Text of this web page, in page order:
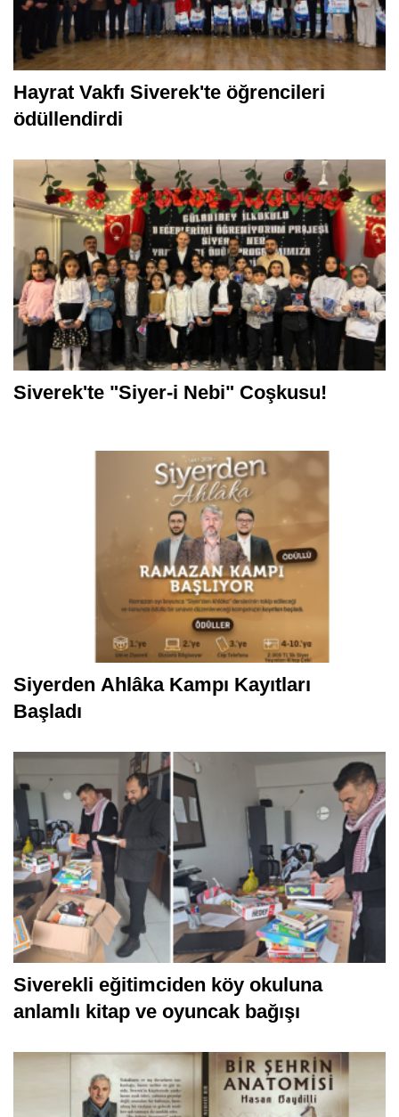
Hayrat Vakfı Siverek'te öğrencileri
ödüllendirdi
Siverek'te "Siyer-i Nebi" Coşkusu!
Siyerden Ahlâka Kampı Kayıtları
Başladı
Siverekli eğitimciden köy okuluna
anlamlı kitap ve oyuncak bağışı